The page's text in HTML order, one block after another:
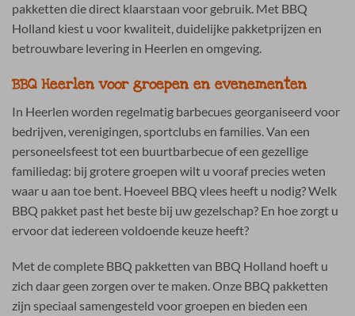
pakketten die direct klaarstaan voor gebruik. Met BBQ
Holland kiest u voor kwaliteit, duidelijke pakketprijzen en
betrouwbare levering in Heerlen en omgeving.
BBQ Heerlen voor groepen en evenementen
In Heerlen worden regelmatig barbecues georganiseerd voor
bedrijven, verenigingen, sportclubs en families. Van een
personeelsfeest tot een buurtbarbecue of een gezellige
familiedag: bij grotere groepen wilt u vooraf precies weten
waar u aan toe bent. Hoeveel BBQ vlees heeft u nodig? Welk
BBQ pakket past het beste bij uw gezelschap? En hoe zorgt u
ervoor dat iedereen voldoende keuze heeft?
Met de complete BBQ pakketten van BBQ Holland hoeft u
zich daar geen zorgen over te maken. Onze BBQ pakketten
zijn speciaal samengesteld voor groepen en bieden een